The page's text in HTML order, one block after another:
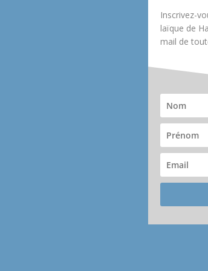
Inscrivez-
laïque de
mail de